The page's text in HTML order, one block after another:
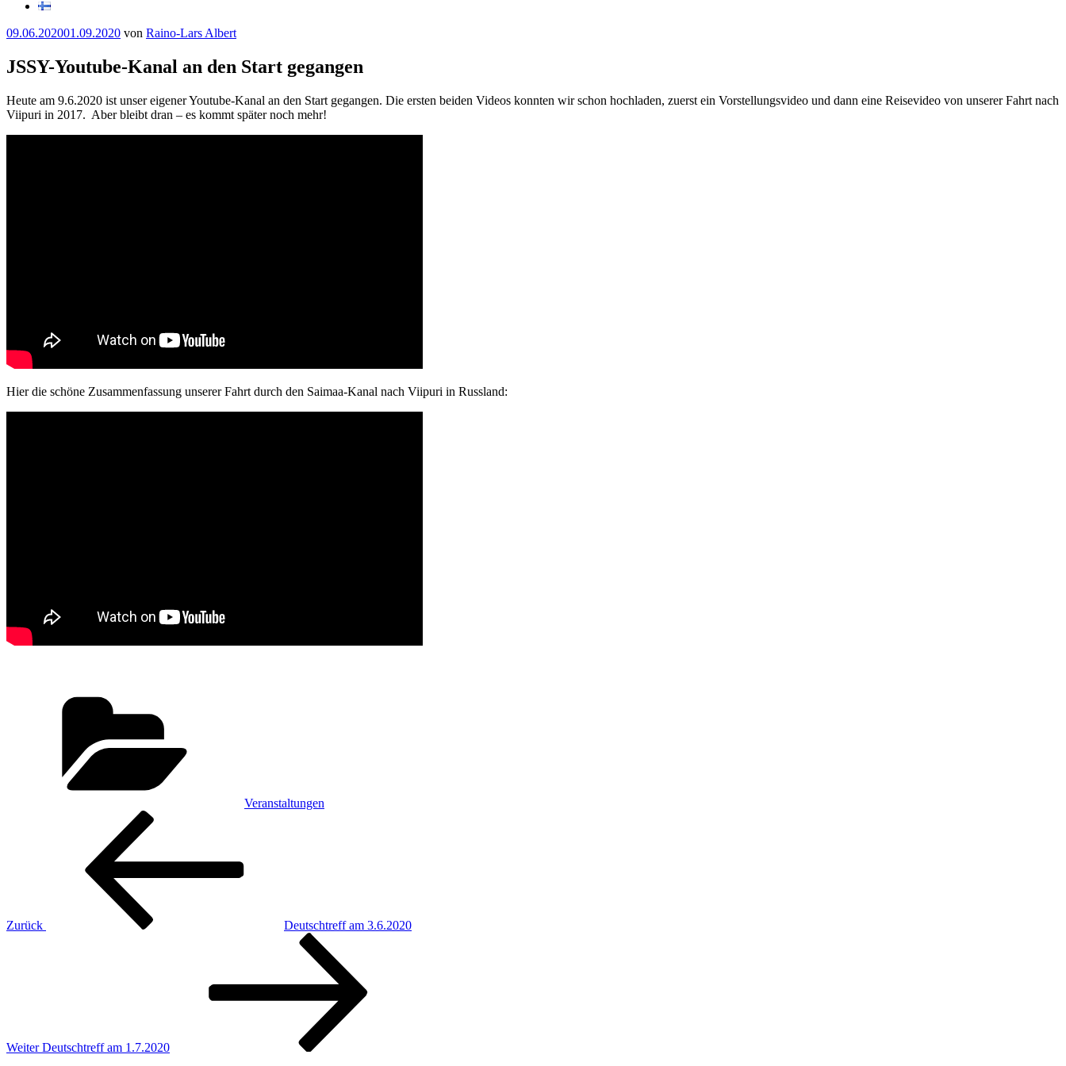
Veröffentlicht
09.06.202001.09.2020 von Raino-Lars Albert
JSSY-Youtube-Kanal an den Start gegangen
Heute am 9.6.2020 ist unser eigener Youtube-Kanal an den Start gegangen. Die ersten beiden Videos konnten wir schon hochladen, zuerst ein Vorstellungsvideo und dann eine Reisevideo von unserer Fahrt nach
Viipuri in 2017. Aber bleibt dran – es kommt später noch mehr!
Hier die schöne Zusammenfassung unserer Fahrt durch den Saimaa-Kanal nach Viipuri in Russland:
Veranstaltungen
Beitragsnavigation
Zurück
Deutschtreff am 3.6.2020
Weiter Deutschtreff am 1.7.2020